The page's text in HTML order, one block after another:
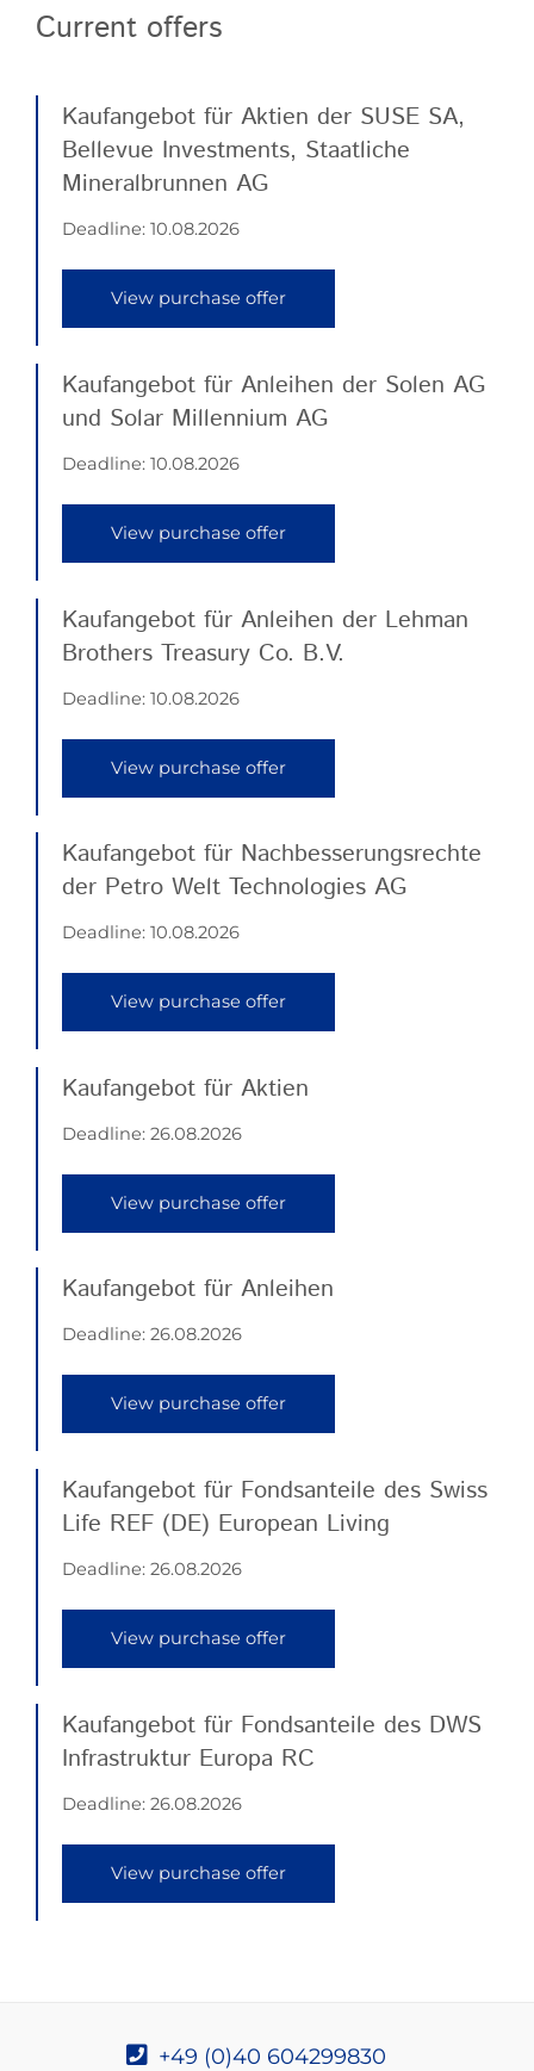
Current offers
Kaufangebot für Aktien der SUSE SA,
Bellevue Investments, Staatliche
Mineralbrunnen AG
Deadline: 10.08.2026
View purchase offer
Kaufangebot für Anleihen der Solen AG
und Solar Millennium AG
Deadline: 10.08.2026
View purchase offer
Kaufangebot für Anleihen der Lehman
Brothers Treasury Co. B.V.
Deadline: 10.08.2026
View purchase offer
Kaufangebot für Nachbesserungsrechte
der Petro Welt Technologies AG
Deadline: 10.08.2026
View purchase offer
Kaufangebot für Aktien
Deadline: 26.08.2026
View purchase offer
Kaufangebot für Anleihen
Deadline: 26.08.2026
View purchase offer
Kaufangebot für Fondsanteile des Swiss
Life REF (DE) European Living
Deadline: 26.08.2026
View purchase offer
Kaufangebot für Fondsanteile des DWS
Infrastruktur Europa RC
Deadline: 26.08.2026
View purchase offer
+49 (0)40 604299830